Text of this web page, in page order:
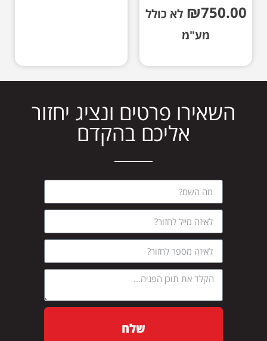
₪750.00
לא כולל
מע"מ
השאירו פרטים ונציג יחזור
אליכם בהקדם
שלח